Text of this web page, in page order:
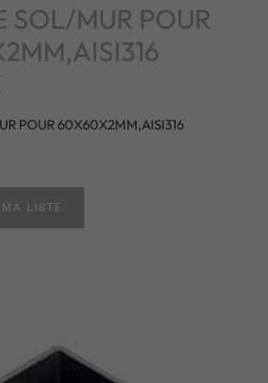
SOL/MUR POUR
POUR 60X60X2MM,AISI316
LISTE